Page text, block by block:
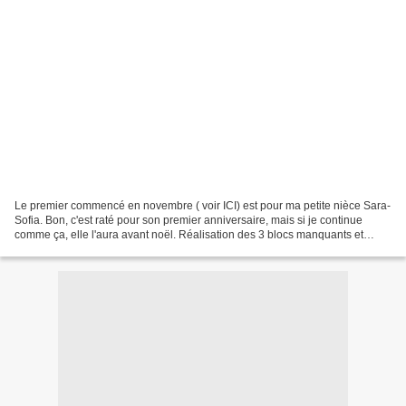
Le premier commencé en novembre ( voir ICI) est pour ma petite nièce Sara-
Sofia. Bon, c'est raté pour son premier anniversaire, mais si je continue
comme ça, elle l'aura avant noël. Réalisation des 3 blocs manquants et